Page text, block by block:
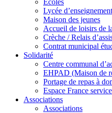
Ecoles
Lycée
Maison des jeunes
Accueil de loisirs de
Crèche / Relais
Contrat municipal
Solidarité
Centre communal
EHPAD (Maison de
Portage de repas à
Espace France
Associations
Associations